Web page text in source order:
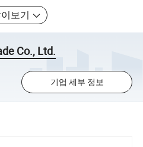
보기
Co., Ltd.
기업 세부 정보